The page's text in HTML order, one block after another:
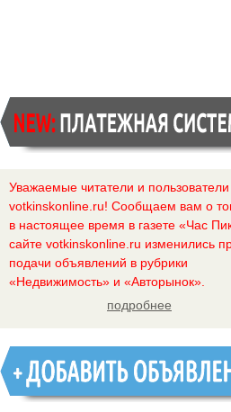
Уважаемые читатели и пользователи
votkinskonline.ru! Сообщаем вам о
в настоящее время в газете «Час
сайте votkinskonline.ru изменились
подачи объявлений в рубрики
«Недвижимость» и «Авторынок».
подробнее